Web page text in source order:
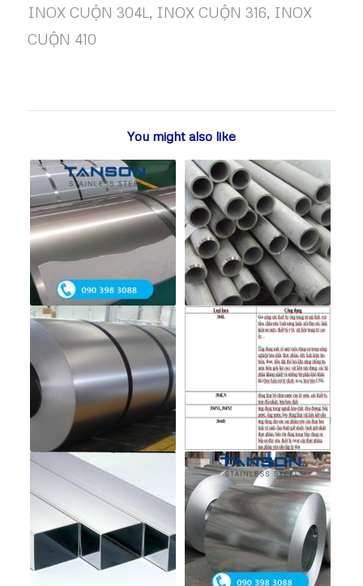
INOX CUỘN 304L , INOX CUỘN 316, INOX
CUỘN 410
You might also like